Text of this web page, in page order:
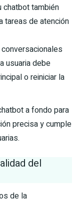
chatbot también
tareas de atención
usuaria debe
o reiniciar la
a fondo para
precisa y cumple
del
de la